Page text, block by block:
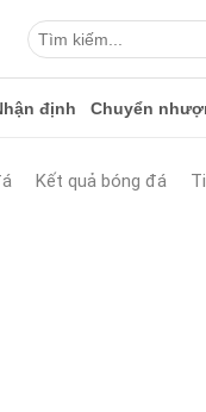
định Chuyển
Kết quả bóng đá